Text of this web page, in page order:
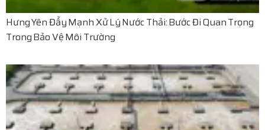
Hưng Yên Đẩy Mạnh Xử Lý Nước Thải: Bước Đi Quan Trọng
Trong Bảo Vệ Môi Trường